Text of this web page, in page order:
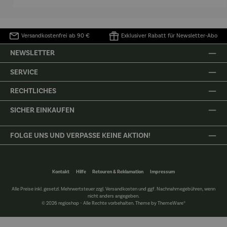
Versandkostenfrei ab 90 € Exklusiver Rabatt für Newsletter-Abo
NEWSLETTER
SERVICE
RECHTLICHES
SICHER EINKAUFEN
FOLGE UNS UND VERPASSE KEINE AKTION!
Kontakt Hilfe Retouren & Reklamation Impressum
Alle Preise inkl. gesetzl. Mehrwertsteuer zzgl.Versandkostenund ggf. Nachnahmegebühren, wenn
nicht anders angegeben.
© 2026 regioshop - Alle Rechte vorbehalten. Theme byThemeWare®